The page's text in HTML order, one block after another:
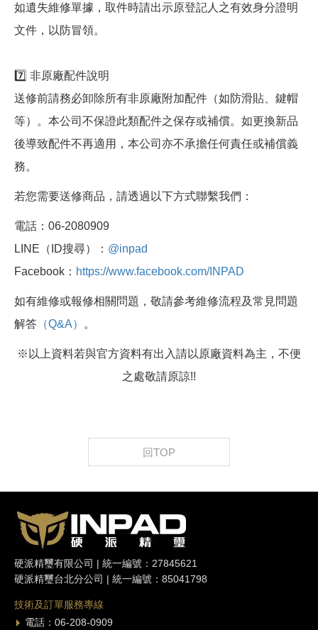
如遺失維修單據，取件時請出示原登記人之有效身分證明
文件，以防冒領。
7️⃣ 非原廠配件說明
送修前請務必卸除所有非原廠附加配件（如防滑貼、鍵帽
等）。本公司不保證此類配件之保存或補償。如更換新品
後導致配件不再適用，本公司亦不承擔任何責任或補償義
務。
若您需要送修商品，請透過以下方式聯繫我們：
電話：06-2080909
LINE（ID搜尋）： @inpad
Facebook： https://www.facebook.com/INPAD
如有維修或報修相關問題，敬請參考維修流程及常見問題
解答 （Q&A） 。
※以上資料若與官方資料有出入請以原廠資料為主，不便
之處敬請原諒!!
回TOP
硬派精璽有限公司 | 統一編號：27845621
硬派精璽台北分公司 | 統一編號：85041798
技術及訂單服務專線
電話：06-208-0909